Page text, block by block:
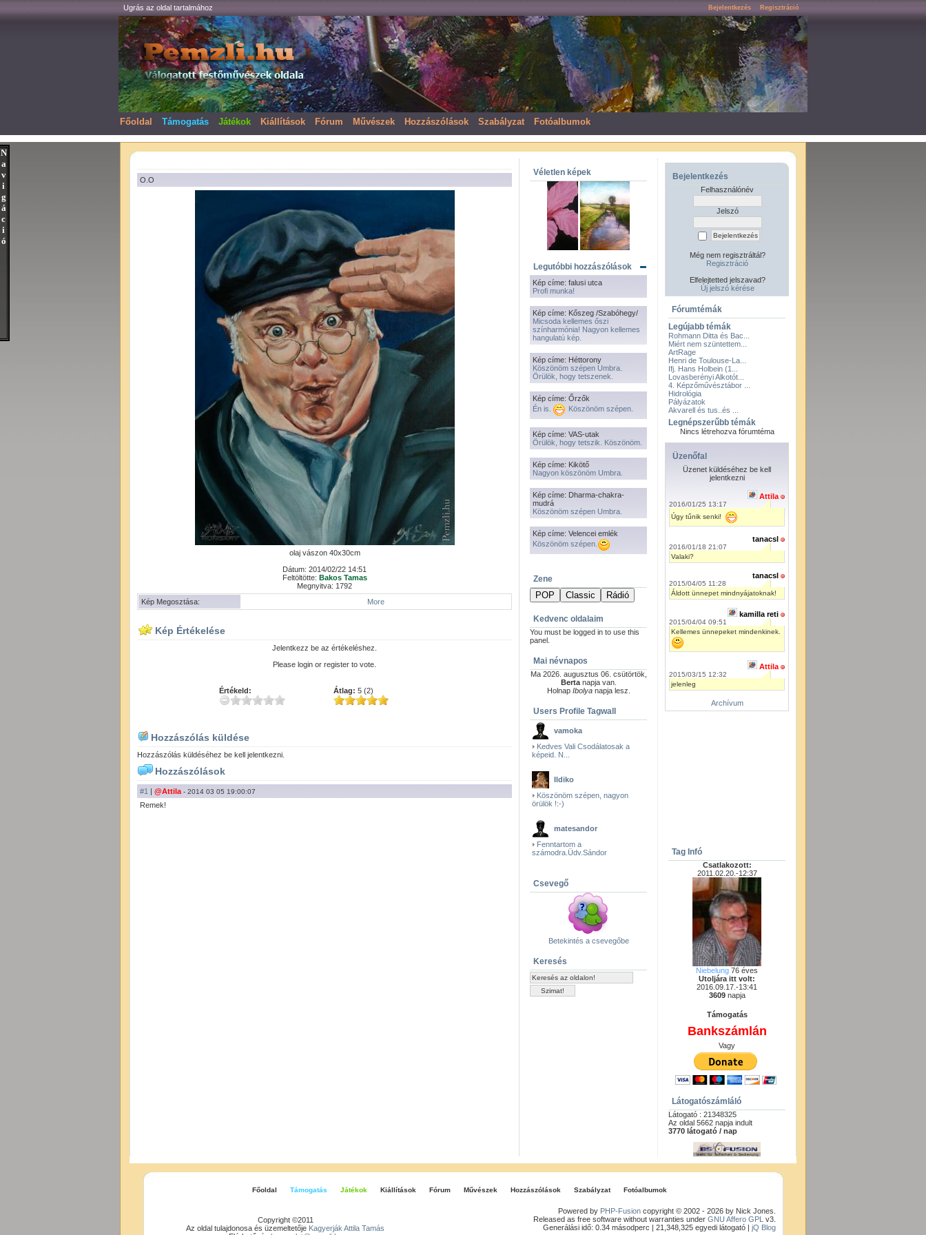
N
a
v
i
g
á
c
i
ó
Ugrás az oldal tartalmához Bejelentkezés Regisztráció
Főoldal Támogatás Játékok Kiállítások Fórum Művészek Hozzászólások Szabályzat Fotóalbumok
O.O
olaj vászon 40x30cm
Dátum: 2014/02/22 14:51
Feltöltötte: Bakos Tamas
Megnyitva: 1792
Kép Megosztása:
More
Kép Értékelése
Jelentkezz be az értékeléshez.
Please login or register to vote.
Értékeld: Átlag: 5 (2)
Hozzászólás küldése
Hozzászólás küldéséhez be kell jelentkezni.
Hozzászólások
#1 | @Attila - 2014 03 05 19:00:07
Remek!
Véletlen képek
Legutóbbi hozzászólások
Kép címe: falusi utca
Profi munka!
Kép címe: Kőszeg /Szabóhegy/
Micsoda kellemes őszi
színharmónia! Nagyon kellemes
hangulatú kép.
Kép címe: Héttorony
Köszönöm szépen Umbra.
Örülök, hogy tetszenek.
Kép címe: Őrzők
Én is.
Köszönöm szépen.
Kép címe: VAS-utak
Örülök, hogy tetszik. Köszönöm.
Kép címe: Kikötő
Nagyon köszönöm Umbra.
Kép címe: Dharma-chakra-
mudrá
Köszönöm szépen Umbra.
Kép címe: Velencei emlék
Köszönöm szépen.
Zene
Kedvenc oldalaim
You must be logged in to use this
panel.
Mai névnapos
Ma 2026. augusztus 06. csütörtök,
Bertanapja van.
Holnap Ibolyanapja lesz.
Users Profile Tagwall
vamoka
Kedves Vali Csodálatosak a
képeid. N...
Ildiko
Köszönöm szépen, nagyon
örülök !:-)
matesandor
Fenntartom a
számodra.Üdv.Sándor
Csevegő
Betekintés a csevegőbe
Keresés
Bejelentkezés
Felhasználónév
Jelszó
Még nem regisztráltál?
Regisztráció
Elfelejtetted jelszavad?
Új jelszó kérése
Fórumtémák
Legújabb témák
Rohmann Ditta és Bac...
Miért nem szüntettem...
ArtRage
Henri de Toulouse-La...
Ifj. Hans Holbein (1...
Lovasberényi Alkotót...
4. Képzőművésztábor ...
Hidrológia
Pályázatok
Akvarell és tus..és ...
Legnépszerűbb témák
Nincs létrehozva fórumtéma
Üzenőfal
Üzenet küldéséhez be kell
jelentkezni
Attila
2016/01/25 13:17
Úgy tűnik senki!
tanacsl
2016/01/18 21:07
Valaki?
tanacsl
2015/04/05 11:28
Áldott ünnepet mindnyájatoknak!
kamilla reti
2015/04/04 09:51
Kellemes ünnepeket mindenkinek.
Attila
2015/03/15 12:32
jelenleg
Archívum
Tag Infó
Csatlakozott:
2011.02.20.-12:37
Niebelung 76 éves
Utoljára itt volt:
2016.09.17.-13:41
3609napja
Támogatás
Bankszámlán
Vagy
Látogatószámláló
Látogató : 21348325
Az oldal 5662 napja indult
3770 látogató / nap
Főoldal Támogatás Játékok Kiállítások Fórum Művészek Hozzászólások Szabályzat Fotóalbumok
Copyright ©2011
Az oldal tulajdonosa és üzemeltetője Kagyerják Attila Tamás
Powered by PHP-Fusioncopyright © 2002 - 2026 by Nick Jones.
Released as free software without warranties under GNU Affero GPL v3.
Generálási idő: 0.34 másodperc | 21,348,325 egyedi látogató | jQ Blog